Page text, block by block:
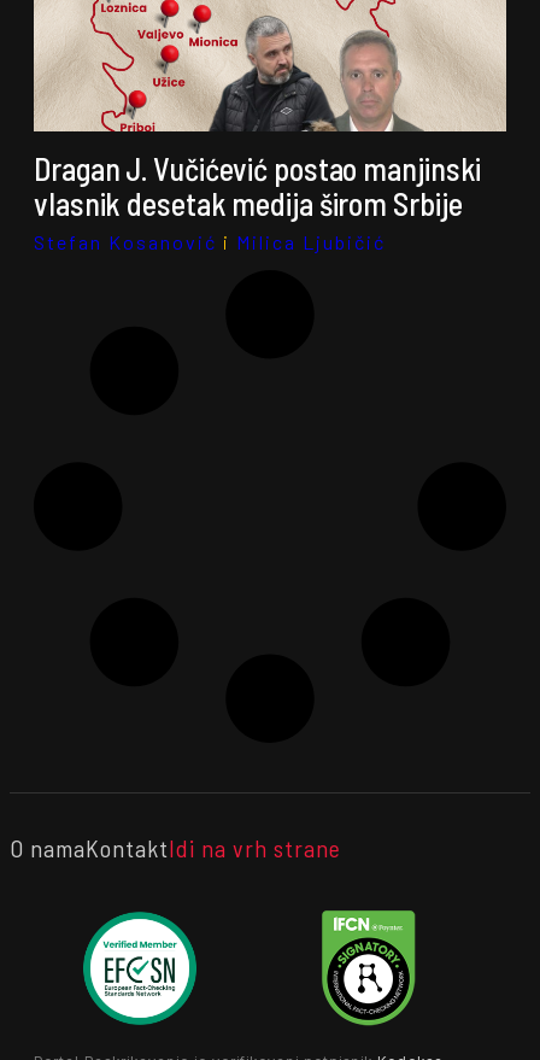
Dragan J. Vučićević postao manjinski
vlasnik desetak medija širom Srbije
Stefan Kosanović i Milica Ljubičić
O namaKontaktIdi na vrh strane